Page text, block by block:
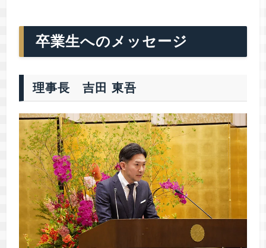
卒業生へのメッセージ
理事長 吉田 東吾